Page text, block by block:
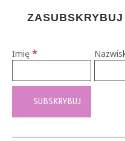
Imię *